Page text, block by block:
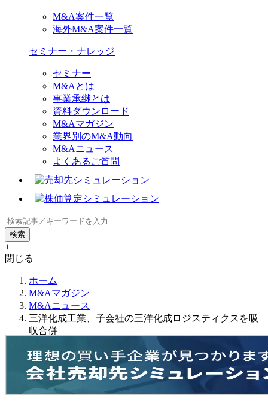
M&A案件一覧
海外M&A案件一覧
セミナー・ナレッジ
セミナー
M&Aとは
事業承継とは
資料ダウンロード
M&Aマガジン
業界別のM&A動向
M&Aニュース
よくあるご質問
+
閉じる
ホーム
M&Aマガジン
M&Aニュース
三洋化成工業、子会社の三洋化成ロジスティクスを吸
収合併